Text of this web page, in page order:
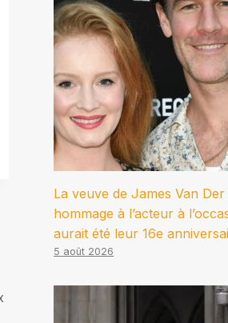
La veuve de James Van
hommage à l’acteur à
aurait été leur 16e
5 août 2026